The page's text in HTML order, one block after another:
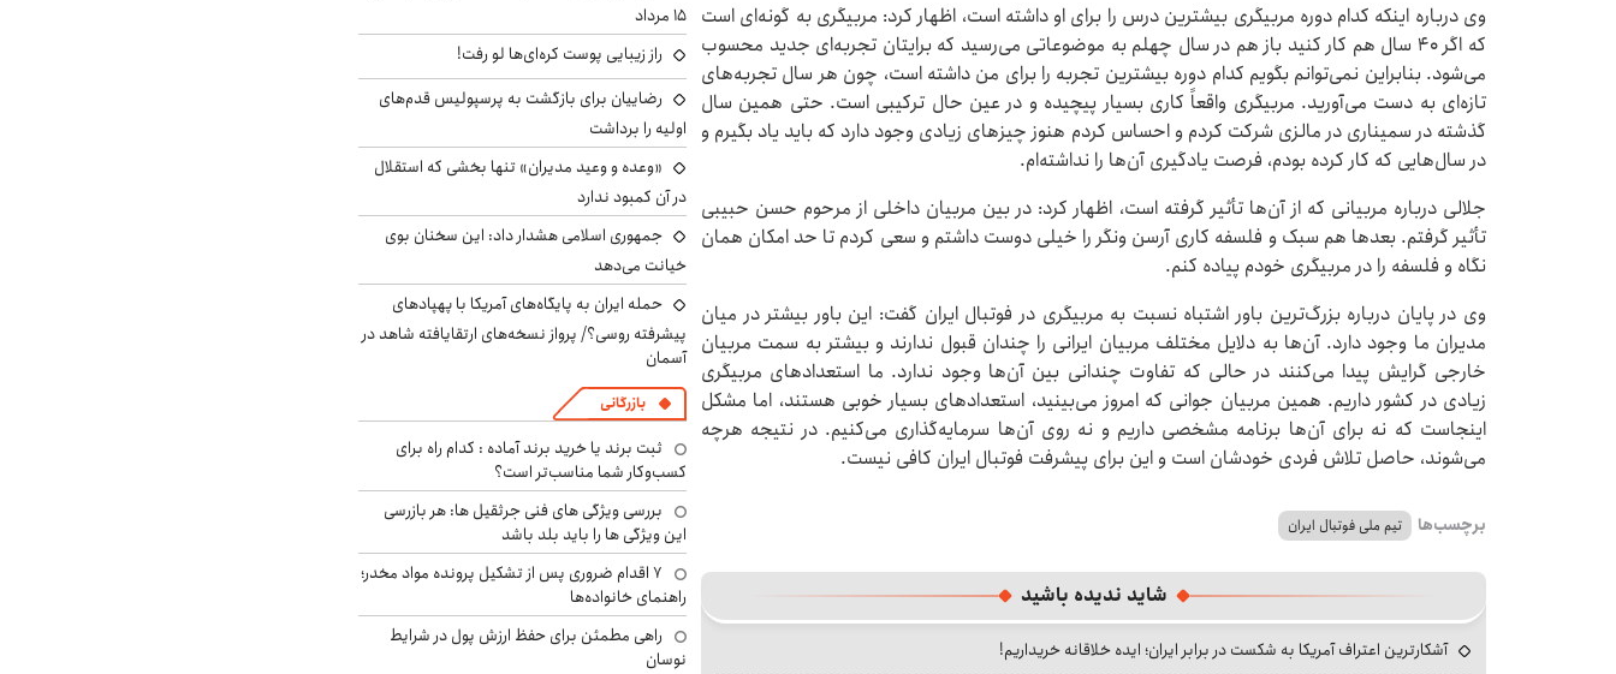
وی درباره اینکه کدام دوره مربیگری بیشترین درس را برای او داشته است، اظهار کرد: مربیگری به گونه‌ای است
که اگر ۴۰ سال هم کار کنید باز هم در سال چهلم به موضوعاتی می‌رسید که برایتان تجربه‌ای جدید محسوب
می‌شود. بنابراین نمی‌توانم بگویم کدام دوره بیشترین تجربه را برای من داشته است، چون هر سال تجربه‌های
تازه‌ای به دست می‌آورید. مربیگری واقعاً کاری بسیار پیچیده و در عین حال ترکیبی است. حتی همین سال
گذشته در سمیناری در مالزی شرکت کردم و احساس کردم هنوز چیزهای زیادی وجود دارد که باید یاد بگیرم و
در سال‌هایی که کار کرده بودم، فرصت یادگیری آن‌ها را نداشته‌ام.
جلالی درباره مربیانی که از آن‌ها تأثیر گرفته است، اظهار کرد: در بین مربیان داخلی از مرحوم حسن حبیبی
تأثیر گرفتم. بعدها هم سبک و فلسفه کاری آرسن ونگر را خیلی دوست داشتم و سعی کردم تا حد امکان همان
نگاه و فلسفه را در مربیگری خودم پیاده کنم.
وی در پایان درباره بزرگ‌ترین باور اشتباه نسبت به مربیگری در فوتبال ایران گفت: این باور بیشتر در میان
مدیران ما وجود دارد. آن‌ها به دلایل مختلف مربیان ایرانی را چندان قبول ندارند و بیشتر به سمت مربیان
خارجی گرایش پیدا می‌کنند در حالی که تفاوت چندانی بین آن‌ها وجود ندارد. ما استعدادهای مربیگری
زیادی در کشور داریم. همین مربیان جوانی که امروز می‌بینید، استعدادهای بسیار خوبی هستند، اما مشکل
اینجاست که نه برای آن‌ها برنامه مشخصی داریم و نه روی آن‌ها سرمایه‌گذاری می‌کنیم. در نتیجه هرچه
می‌شوند، حاصل تلاش فردی خودشان است و این برای پیشرفت فوتبال ایران کافی نیست.
برچسب‌ها تیم ملی فوتبال ایران
شاید ندیده باشید
آشکارترین اعتراف آمریکا به شکست در برابر ایران؛ ایده خلاقانه خریداریم!
۱۵ مرداد
راز زیبایی پوست کره‌ای‌ها لو رفت!
رضاییان برای بازگشت به پرسپولیس قدم‌های
اولیه را برداشت
«وعده و وعید مدیران» تنها بخشی که استقلال
در آن کمبود ندارد
جمهوری اسلامی هشدار داد: این سخنان بوی
خیانت می‌دهد
حمله ایران به پایگاه‌های آمریکا با پهپادهای
پیشرفته روسی؟/ پرواز نسخه‌های ارتقایافته شاهد در
آسمان
بازرگانی
ثبت برند یا خرید برند آماده : کدام راه برای
کسب‌وکار شما مناسب‌تر است؟
بررسی ویژگی های فنی جرثقیل ها: هر بازرسی
این ویژگی ها را باید بلد باشد
۷ اقدام ضروری پس از تشکیل پرونده مواد مخدر؛
راهنمای خانواده‌ها
راهی مطمئن برای حفظ ارزش پول در شرایط
نوسان